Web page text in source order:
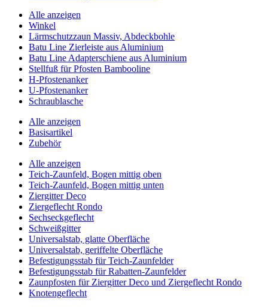
Alle anzeigen
Winkel
Lärmschutzzaun Massiv, Abdeckbohle
Batu Line Zierleiste aus Aluminium
Batu Line Adapterschiene aus Aluminium
Stellfuß für Pfosten Bambooline
H-Pfostenanker
U-Pfostenanker
Schraublasche
Alle anzeigen
Basisartikel
Zubehör
Alle anzeigen
Teich-Zaunfeld, Bogen mittig oben
Teich-Zaunfeld, Bogen mittig unten
Ziergitter Deco
Ziergeflecht Rondo
Sechseckgeflecht
Schweißgitter
Universalstab, glatte Oberfläche
Universalstab, geriffelte Oberfläche
Befestigungsstab für Teich-Zaunfelder
Befestigungsstab für Rabatten-Zaunfelder
Zaunpfosten für Ziergitter Deco und Ziergeflecht Rondo
Knotengeflecht